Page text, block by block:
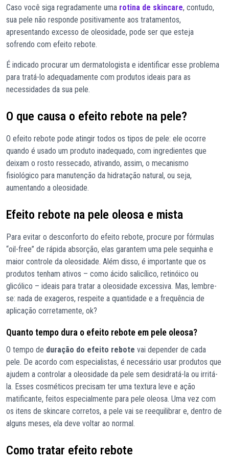
Caso você siga regradamente uma rotina de skincare, contudo,
sua pele não responde positivamente aos tratamentos,
apresentando excesso de oleosidade, pode ser que esteja
sofrendo com efeito rebote.
É indicado procurar um dermatologista e identificar esse problema
para tratá-lo adequadamente com produtos ideais para as
necessidades da sua pele.
O que causa o efeito rebote na pele?
O efeito rebote pode atingir todos os tipos de pele: ele ocorre
quando é usado um produto inadequado, com ingredientes que
deixam o rosto ressecado, ativando, assim, o mecanismo
fisiológico para manutenção da hidratação natural, ou seja,
aumentando a oleosidade.
Efeito rebote na pele oleosa e mista
Para evitar o desconforto do efeito rebote, procure por fórmulas
“oil-free” de rápida absorção, elas garantem uma pele sequinha e
maior controle da oleosidade. Além disso, é importante que os
produtos tenham ativos – como ácido salicílico, retinóico ou
glicólico – ideais para tratar a oleosidade excessiva. Mas, lembre-
se: nada de exageros, respeite a quantidade e a frequência de
aplicação corretamente, ok?
Quanto tempo dura o efeito rebote em pele oleosa?
O tempo de duração do efeito rebote vai depender de cada
pele. De acordo com especialistas, é necessário usar produtos que
ajudem a controlar a oleosidade da pele sem desidratá-la ou irritá-
la. Esses cosméticos precisam ter uma textura leve e ação
matificante, feitos especialmente para pele oleosa. Uma vez com
os itens de skincare corretos, a pele vai se reequilibrar e, dentro de
alguns meses, ela deve voltar ao normal.
Como tratar efeito rebote